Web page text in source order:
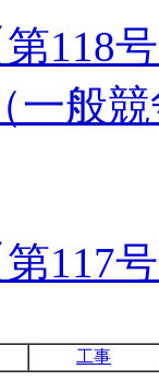
第118
一般
第117
工事